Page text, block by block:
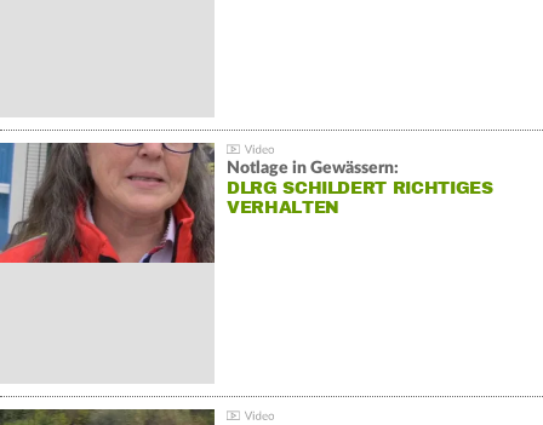
Notlage in Gewässern:
DLRG SCHILDERT RICHTIGES
VERHALTEN